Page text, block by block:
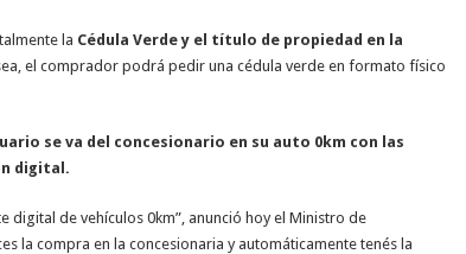
la Cédula Verde y el título de propiedad en la
el comprador podrá pedir una cédula verde en formato físico
se va del concesionario en su auto 0km con las
digital.
digital de vehículos 0km”, anunció hoy el Ministro de
la compra en la concesionaria y automáticamente tenés la